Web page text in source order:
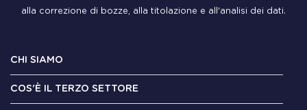
alla correzione di bozze, alla titolazione e all'analisi dei dati.
CHI SIAMO
COS'È IL TERZO SETTORE